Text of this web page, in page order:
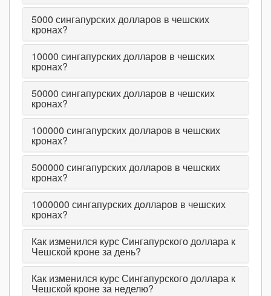
5000 сингапурских долларов в чешских
кронах?
10000 сингапурских долларов в чешских
кронах?
50000 сингапурских долларов в чешских
кронах?
100000 сингапурских долларов в чешских
кронах?
500000 сингапурских долларов в чешских
кронах?
1000000 сингапурских долларов в чешских
кронах?
Как изменился курс Сингапурского доллара к
Чешской кроне за день?
Как изменился курс Сингапурского доллара к
Чешской кроне за неделю?